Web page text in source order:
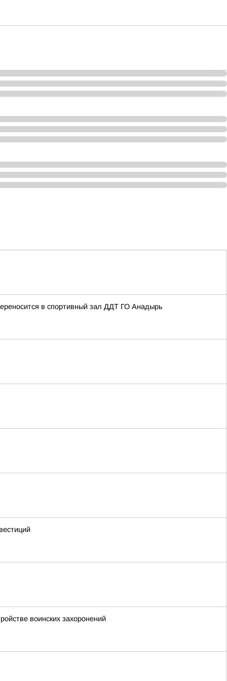
в спортивный зал ДДТ ГО Анадырь
воинских захоронений